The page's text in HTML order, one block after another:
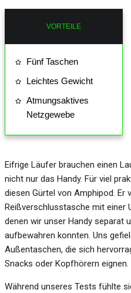
VORTEILE
Fünf Taschen
Leichtes Gewicht
Atmungsaktives
Netzgewebe
Eifrige Läufer brauchen einen
nicht nur das Handy. Für viel
diesen Gürtel von Amphipod. Er
Reißverschlusstasche mit einer
denen wir unser Handy separat
aufbewahren konnten. Uns
Außentaschen, die sich
Snacks oder Kopfhörern eignen.
Während unseres Tests fühlte